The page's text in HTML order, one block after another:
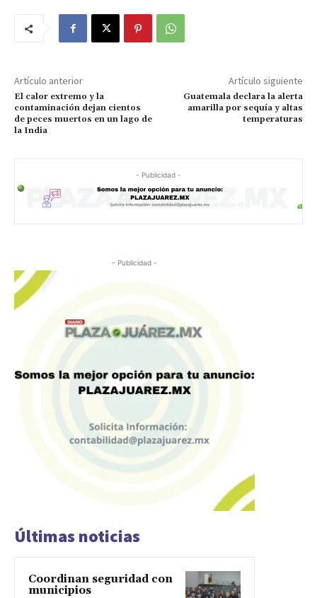
Artículo anterior
El calor extremo y la
contaminación dejan cientos
de peces muertos en un lago de
la India
Artículo siguiente
Guatemala declara la alerta
amarilla por sequía y altas
temperaturas
- Publicidad -
- Publicidad -
Últimas noticias
Coordinan seguridad con
municipios